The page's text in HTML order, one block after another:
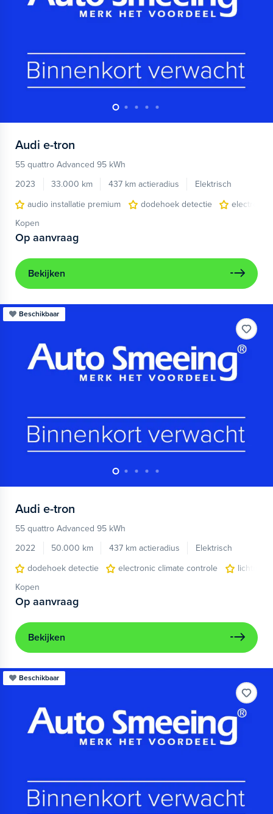
Audi e-tron
55 quattro Advanced 95 kWh
2023
33.000 km 437 km actieradius
Elektrisch
audio installatie premium
dodehoek detectie
electronic
Kopen
Op aanvraag
Bekijken
Beschikbaar
Audi e-tron
55 quattro Advanced 95 kWh
2022
50.000 km 437 km actieradius
Elektrisch
dodehoek detectie
electronic climate controle
Kopen
Op aanvraag
Bekijken
Beschikbaar